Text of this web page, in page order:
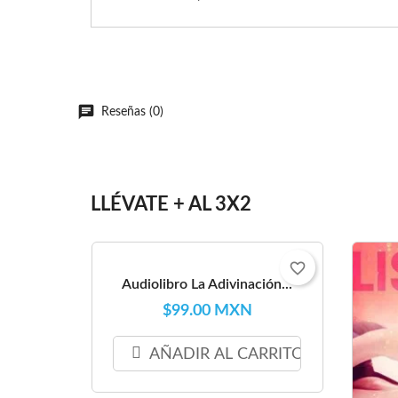
Reseñas (0)
LLÉVATE + AL 3X2
Audiolibro La Adivinación...
$99.00 MXN
AÑADIR AL CARRITO
favorite_border